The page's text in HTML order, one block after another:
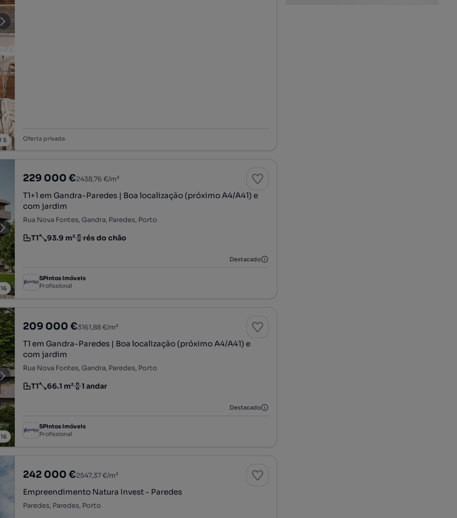
5 Oferta privada
16
229 000 €2438,76 €/m²
T1+1 em Gandra-Paredes | Boa localização (próximo A4/A41) e
com jardim
Rua Nova Fontes, Gandra, Paredes, Porto
Tipologia
T1
Preço por metro quadrado
93.9 m²
Andar rés do chão
Destacado
SPintos Imóveis
Profissional
16
209 000 €3161,88 €/m²
T1 em Gandra-Paredes | Boa localização (próximo A4/A41) e
com jardim
Rua Nova Fontes, Gandra, Paredes, Porto
Tipologia
T1
Preço por metro quadrado
66.1 m²
Andar 1 andar
Destacado
SPintos Imóveis
Profissional
242 000 €2547,37 €/m²
Empreendimento Natura Invest - Paredes
Paredes, Paredes, Porto